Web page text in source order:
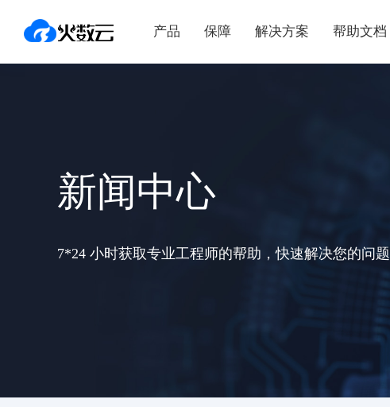
产品 保障 解决方案 帮助文档
新闻中心
7*24 小时获取专业工程师的帮助，快速解决您的问题